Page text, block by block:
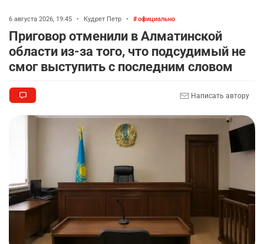
6 августа 2026, 19:45 • Кудрет Петр • официально
Приговор отменили в Алматинской
области из-за того, что подсудимый не
смог выступить с последним словом
Написать автору